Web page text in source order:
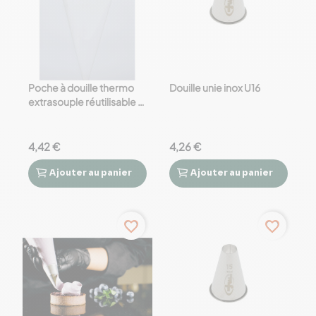
Poche à douille thermo
extrasouple réutilisable -
4,42 €
 
Ajouter au panier
Douille unie inox U16
4,26 €
 
Ajouter au panier
favorite_border favorite_border